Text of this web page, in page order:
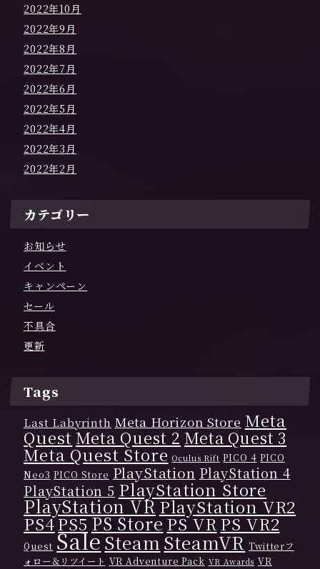
2022年10月
2022年9月
2022年8月
2022年7月
2022年6月
2022年5月
2022年4月
2022年3月
2022年2月
カテゴリー
お知らせ
イベント
キャンペーン
セール
不具合
更新
Tags
Last Labyrinth Meta Horizon Store Meta
QuestMeta Quest 2 Meta Quest 3
Meta Quest Store Oculus Rift PICO 4 PICO
Neo3 PICO Store PlayStation PlayStation 4
PlayStation 5 PlayStation Store
PlayStation VRPlayStation VR2
PS4PS5PS StorePS VRPS VR2
Quest SaleSteam SteamVR Twitterフ
ォロー＆リツイート VR Adventure Pack VR Awards VR